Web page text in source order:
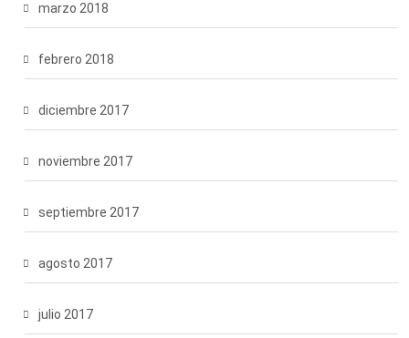
marzo 2018
febrero 2018
diciembre 2017
noviembre 2017
septiembre 2017
agosto 2017
julio 2017